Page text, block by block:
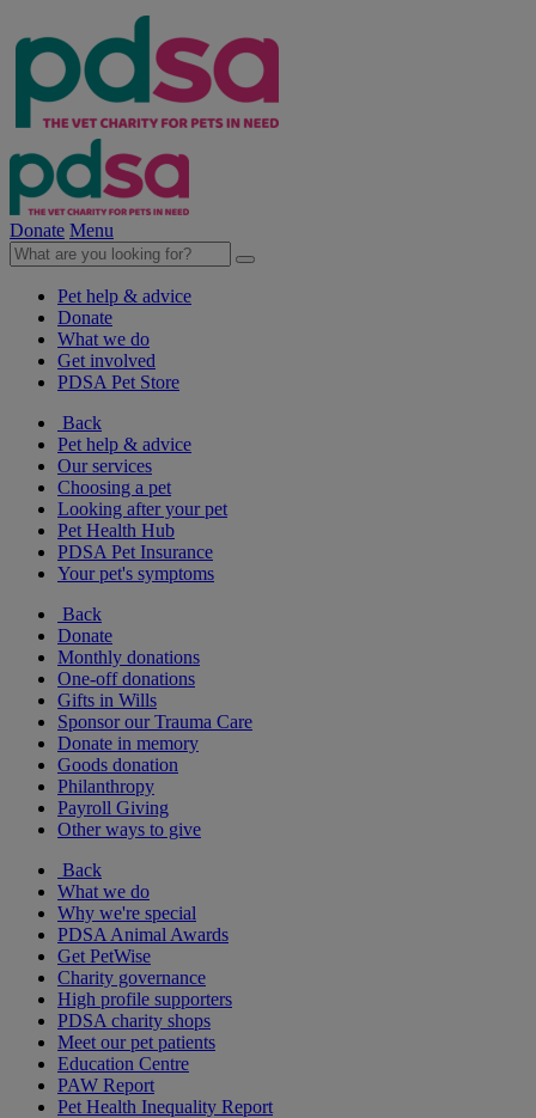
Donate Menu
Pet help & advice
Donate
What we do
Get involved
PDSA Pet Store
Back
Pet help & advice
Our services
Choosing a pet
Looking after your pet
Pet Health Hub
PDSA Pet Insurance
Your pet's symptoms
Back
Donate
Monthly donations
One-off donations
Gifts in Wills
Sponsor our Trauma Care
Donate in memory
Goods donation
Philanthropy
Payroll Giving
Other ways to give
Back
What we do
Why we're special
PDSA Animal Awards
Get PetWise
Charity governance
High profile supporters
PDSA charity shops
Meet our pet patients
Education Centre
PAW Report
Pet Health Inequality Report